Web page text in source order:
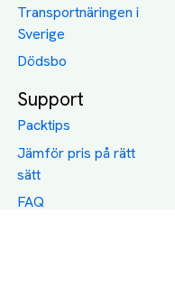
Transportnäringen i
Sverige
Dödsbo
Support
Packtips
Jämför pris på rätt
sätt
FAQ